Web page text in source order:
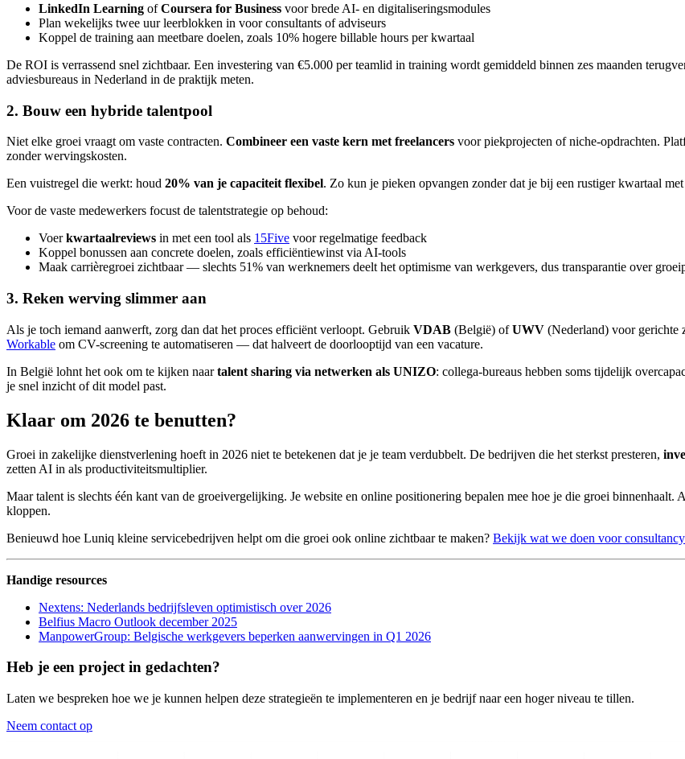
LinkedIn Learning ofCoursera for Business voor brede AI- en digitaliseringsmodules
Plan wekelijks twee uur leerblokken in voor consultants of adviseurs
Koppel de training aan meetbare doelen, zoals 10% hogere billable hours per kwartaal
De ROI is verrassend snel zichtbaar. Een investering van €5.000 per teamlid in training wordt gemiddeld binnen zes maanden
adviesbureaus in Nederland in de praktijk meten.
2. Bouw een hybride talentpool
Niet elke groei vraagt om vaste contracten. Combineer een vaste kern met freelancers voor piekprojecten of niche-opdrachten.
zonder wervingskosten.
Een vuistregel die werkt: houd 20% van je capaciteit flexibel. Zo kun je pieken opvangen zonder dat je bij een rustiger kwartaal
Voor de vaste medewerkers focust de talentstrategie op behoud:
Voerkwartaalreviews in met een tool als 15Five voor regelmatige feedback
Koppel bonussen aan concrete doelen, zoals efficiëntiewinst via AI-tools
Maak carrièregroei zichtbaar — slechts 51% van werknemers deelt het optimisme van werkgevers, dus transparantie over
3. Reken werving slimmer aan
Als je toch iemand aanwerft, zorg dan dat het proces efficiënt verloopt. Gebruik VDAB (België) ofUWV (Nederland) voor gerichte
Workable om CV-screening te automatiseren — dat halveert de doorlooptijd van een vacature.
In België lohnt het ook om te kijken naartalent sharing via netwerken als UNIZO: collega-bureaus hebben soms tijdelijk
je snel inzicht of dit model past.
Klaar om 2026 te benutten?
Groei in zakelijke dienstverlening hoeft in 2026 niet te betekenen dat je je team verdubbelt. De bedrijven die het sterkst presteren,
zetten AI in als productiviteitsmultiplier.
Maar talent is slechts één kant van de groeivergelijking. Je website en online positionering bepalen mee hoe je die groei
kloppen.
Benieuwd hoe Luniq kleine servicebedrijven helpt om die groei ook online zichtbaar te maken? Bekijk wat we doen voor
Handige resources
Nextens: Nederlands bedrijfsleven optimistisch over 2026
Belfius Macro Outlook december 2025
ManpowerGroup: Belgische werkgevers beperken aanwervingen in Q1 2026
Heb je een project in gedachten?
Laten we bespreken hoe we je kunnen helpen deze strategieën te implementeren en je bedrijf naar een hoger niveau te tillen.
Neem contact op